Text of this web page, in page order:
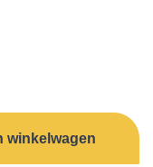
winkelwagen